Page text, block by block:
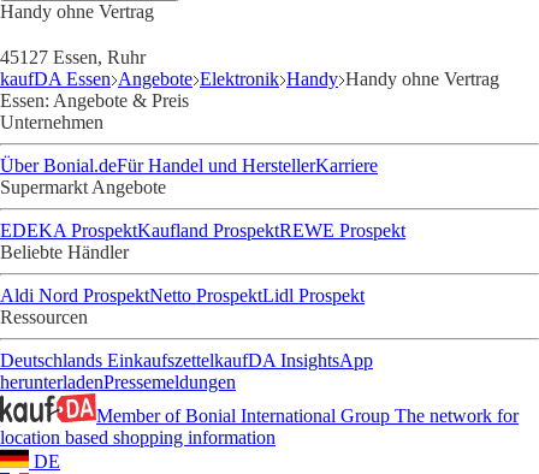
Handy ohne Vertrag
45127 Essen, Ruhr
kaufDA Essen Angebote Elektronik Handy Handy ohne Vertrag
Essen: Angebote & Preis
Unternehmen
Über Bonial.deFür Handel und HerstellerKarriere
Supermarkt Angebote
EDEKA ProspektKaufland ProspektREWE Prospekt
Beliebte Händler
Aldi Nord ProspektNetto ProspektLidl Prospekt
Ressourcen
Deutschlands EinkaufszettelkaufDA InsightsApp
herunterladenPressemeldungen
Member of Bonial International Group The network for
location based shopping information
DE